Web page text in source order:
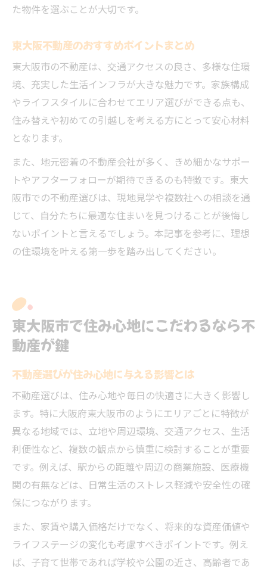
た物件を選ぶことが大切です。
東大阪不動産のおすすめポイントまとめ
東大阪市の不動産は、交通アクセスの良さ、多様な住環
境、充実した生活インフラが大きな魅力です。家族構成
やライフスタイルに合わせてエリア選びができる点も、
住み替えや初めての引越しを考える方にとって安心材料
となります。
また、地元密着の不動産会社が多く、きめ細かなサポー
トやアフターフォローが期待できるのも特徴です。東大
阪市での不動産選びは、現地見学や複数社への相談を通
じて、自分たちに最適な住まいを見つけることが後悔し
ないポイントと言えるでしょう。本記事を参考に、理想
の住環境を叶える第一歩を踏み出してください。
東大阪市で住み心地にこだわるなら不
動産が鍵
不動産選びが住み心地に与える影響とは
不動産選びは、住み心地や毎日の快適さに大きく影響し
ます。特に大阪府東大阪市のようにエリアごとに特徴が
異なる地域では、立地や周辺環境、交通アクセス、生活
利便性など、複数の観点から慎重に検討することが重要
です。例えば、駅からの距離や周辺の商業施設、医療機
関の有無などは、日常生活のストレス軽減や安全性の確
保につながります。
また、家賃や購入価格だけでなく、将来的な資産価値や
ライフステージの変化も考慮すべきポイントです。例え
ば、子育て世帯であれば学校や公園の近さ、高齢者であ